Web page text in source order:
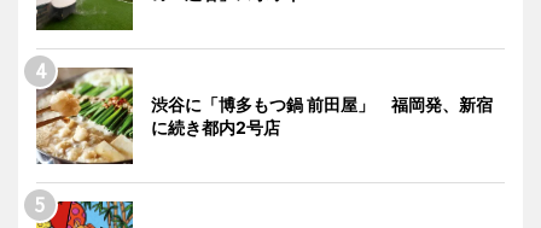
渋谷に「博多もつ鍋 前田屋」 福岡発、新宿
に続き都内2号店